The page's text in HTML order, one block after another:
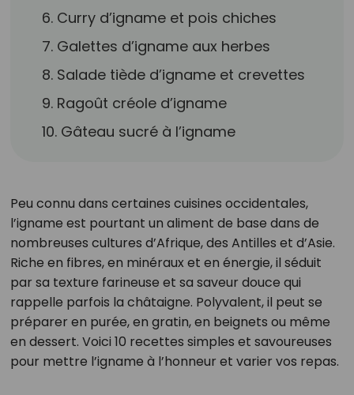
6. Curry d’igname et pois chiches
7. Galettes d’igname aux herbes
8. Salade tiède d’igname et crevettes
9. Ragoût créole d’igname
10. Gâteau sucré à l’igname
Peu connu dans certaines cuisines occidentales,
l’igname est pourtant un aliment de base dans de
nombreuses cultures d’Afrique, des Antilles et d’Asie.
Riche en fibres, en minéraux et en énergie, il séduit
par sa texture farineuse et sa saveur douce qui
rappelle parfois la châtaigne. Polyvalent, il peut se
préparer en purée, en gratin, en beignets ou même
en dessert. Voici 10 recettes simples et savoureuses
pour mettre l’igname à l’honneur et varier vos repas.